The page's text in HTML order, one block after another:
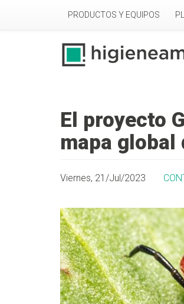
PRODUCTOS Y EQUIPOS
El proyecto
mapa global
Viernes, 21/Jul/2023